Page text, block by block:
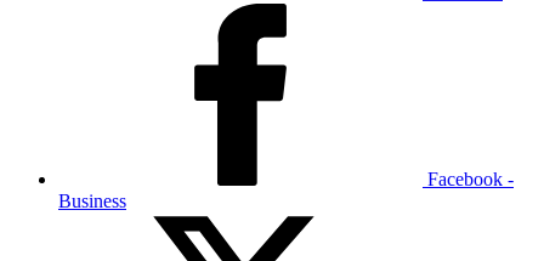
Facebook -
Business